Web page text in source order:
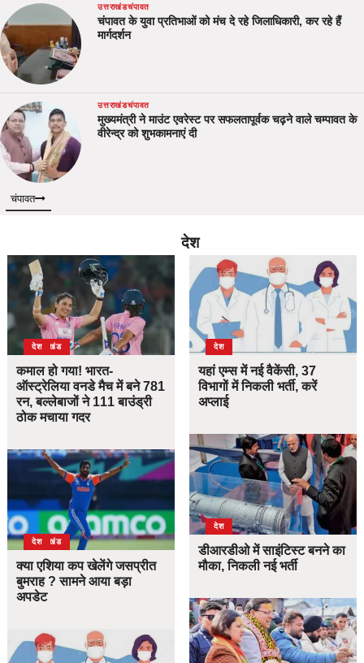
उत्तराखंडचंपावत
चंपावत के युवा प्रतिभाओं को मंच दे रहे जिलाधिकारी, कर रहे हैं
मार्गदर्शन
उत्तराखंडचंपावत
मुख्यमंत्री ने माउंट एवरेस्ट पर सफलतापूर्वक चढ़ने वाले चम्पावत के
वीरेन्द्र को शुभकामनाएं दी
चंपावत
देश
उत्तराखंड
देश
कमाल हो गया! भारत-
ऑस्ट्रेलिया वनडे मैच में बने 781
रन, बल्लेबाजों ने 111 बाउंड्री
ठोक मचाया गदर
उत्तराखंड
देश
क्या एशिया कप खेलेंगे जसप्रीत
बुमराह ? सामने आया बड़ा
अपडेट
देश
यहां एम्स में नई वैकेंसी, 37
विभागों में निकली भर्ती, करें
अप्लाई
देश
डीआरडीओ में साइंटिस्ट बनने का
मौका, निकली नई भर्ती